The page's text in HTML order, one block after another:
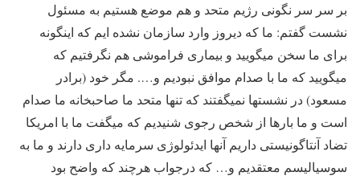
بر سر سر نگونی رژیم متحد و هم موضع هستیم به مسئول
نشست گفتم: ما که دیروز وارد سازمان نشده ایم که اینگونه
برای ما سخن میگویید و بیماری فراموشی هم نگرفتیم که
میگویید که ما با صدام موافق نبودیم و…. مگر خود (برادر
مسعود) در نشستها نمیگفتند که تنها متحد ما صاحبخانه ما صدام
است و ما بارها از شخص رجوی شنیدیم که میگفت ما با امریکا
تضاد آنتاگونیستی داریم آنها ایدئولوژی سرمایه داری دارند و ما به
سوسیالیسم معتقدیم و… که درجواب هرچند که واضح بود